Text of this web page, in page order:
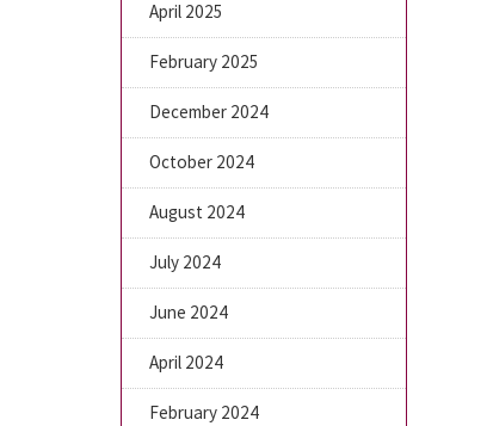
April 2025
February 2025
December 2024
October 2024
August 2024
July 2024
June 2024
April 2024
February 2024